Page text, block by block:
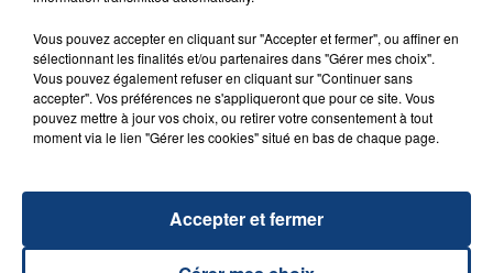
SON BÉBÉ ENTRE LA VIE ET LA...
Un homme s'est immolé par le feu après avoir
aspergé sa compagne et leur bébé de trois mois
d'un liquide inflammable.
UNE ADOLESCENTE DEVANT SE FAIRE
Vous pouvez accepter en cliquant sur "Accepter et fermer", ou affiner en
sélectionnant les finalités et/ou partenaires dans "Gérer mes choix".
Vous pouvez également refuser en cliquant sur "Continuer sans
accepter". Vos préférences ne s'appliqueront que pour ce site. Vous
pouvez mettre à jour vos choix, ou retirer votre consentement à tout
moment via le lien "Gérer les cookies" situé en bas de chaque page.
Accepter et fermer